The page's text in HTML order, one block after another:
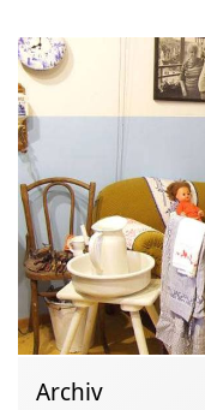
Archiv